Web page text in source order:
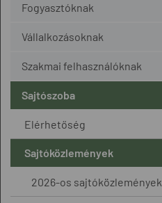
Fogyasztóknak
Vállalkozásoknak
Szakmai felhasználóknak
Sajtószoba
Elérhetőség
Sajtóközlemények
2026-os sajtóközlemények